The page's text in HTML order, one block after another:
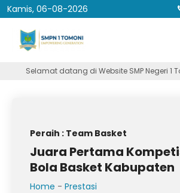
Kamis, 06-08-2026
Selamat datang di Website SMP Negeri 1
Peraih : Team Basket
Juara Pertama
Bola Basket Kabupaten
Home - Prestasi